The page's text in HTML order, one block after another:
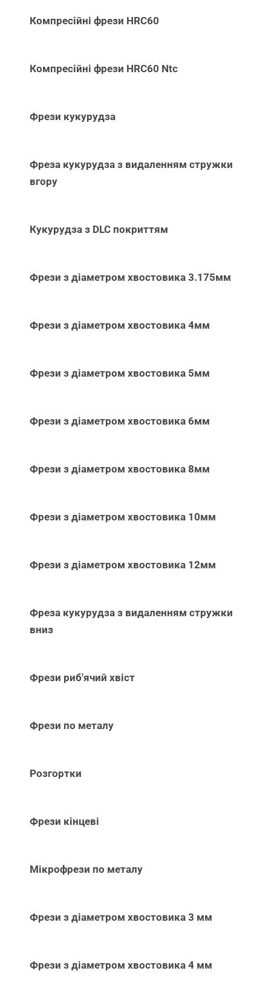
Компресійні фрези HRC60
Компресійні фрези HRC60 Ntc
Фрези кукурудза
Фреза кукурудза з видаленням стружки
вгору
Кукурудза з DLC покриттям
Фрези з діаметром хвостовика 3.175мм
Фрези з діаметром хвостовика 4мм
Фрези з діаметром хвостовика 5мм
Фрези з діаметром хвостовика 6мм
Фрези з діаметром хвостовика 8мм
Фрези з діаметром хвостовика 10мм
Фрези з діаметром хвостовика 12мм
Фреза кукурудза з видаленням стружки
вниз
Фрези риб'ячий хвіст
Фрези по металу
Розгортки
Фрези кінцеві
Мікрофрези по металу
Фрези з діаметром хвостовика 3 мм
Фрези з діаметром хвостовика 4 мм